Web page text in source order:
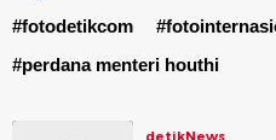
#fotodetikcom
#perdana menteri houthi
detikNews